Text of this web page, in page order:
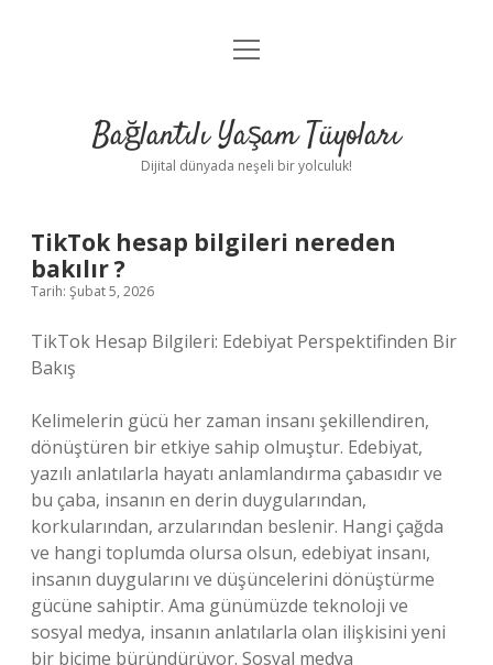
Anasayfa
Yasal Uyarı
menüyü
Bağlantılı Yaşam Tüyoları
Dijital dünyada neşeli bir yolculuk!
TikTok hesap bilgileri nereden
bakılır ?
Tarih: Şubat 5, 2026
TikTok Hesap Bilgileri: Edebiyat Perspektifinden Bir
Bakış
Kelimelerin gücü her zaman insanı şekillendiren,
dönüştüren bir etkiye sahip olmuştur. Edebiyat,
yazılı anlatılarla hayatı anlamlandırma çabasıdır ve
bu çaba, insanın en derin duygularından,
korkularından, arzularından beslenir. Hangi çağda
ve hangi toplumda olursa olsun, edebiyat insanı,
insanın duygularını ve düşüncelerini dönüştürme
gücüne sahiptir. Ama günümüzde teknoloji ve
sosyal medya, insanın anlatılarla olan ilişkisini yeni
bir biçime büründürüyor. Sosyal medya